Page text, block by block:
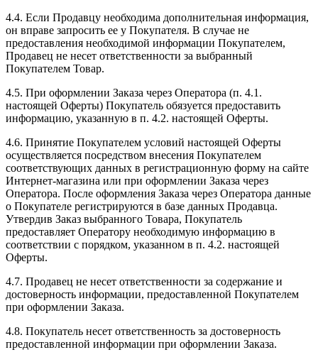
4.4. Если Продавцу необходима дополнительная информация,
он вправе запросить ее у Покупателя. В случае не
предоставления необходимой информации Покупателем,
Продавец не несет ответственности за выбранный
Покупателем Товар.
4.5. При оформлении Заказа через Оператора (п. 4.1.
настоящей Оферты) Покупатель обязуется предоставить
информацию, указанную в п. 4.2. настоящей Оферты.
4.6. Принятие Покупателем условий настоящей Оферты
осуществляется посредством внесения Покупателем
соответствующих данных в регистрационную форму на сайте
Интернет-магазина или при оформлении Заказа через
Оператора. После оформления Заказа через Оператора данные
о Покупателе регистрируются в базе данных Продавца.
Утвердив Заказ выбранного Товара, Покупатель
предоставляет Оператору необходимую информацию в
соответствии с порядком, указанном в п. 4.2. настоящей
Оферты.
4.7. Продавец не несет ответственности за содержание и
достоверность информации, предоставленной Покупателем
при оформлении Заказа.
4.8. Покупатель несет ответственность за достоверность
предоставленной информации при оформлении Заказа.